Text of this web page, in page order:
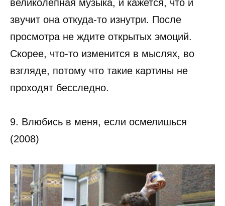
великолепная музыка, и кажется, что и
звучит она откуда-то изнутри. После
просмотра не ждите открытых эмоций.
Скорее, что-то изменится в мыслях, во
взгляде, потому что такие картины не
проходят бесследно.
9. Влюбись в меня, если осмелишься
(2008)